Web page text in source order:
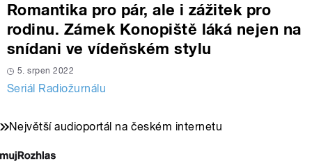
Romantika pro pár, ale i zážitek pro
rodinu. Zámek Konopiště láká nejen na
snídani ve vídeňském stylu
5. srpen 2022
Seriál Radiožurnálu
Největší audioportál na českém internetu